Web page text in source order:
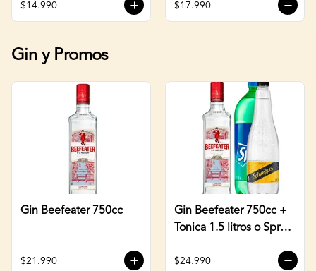
$14.990 $17.990
Gin y Promos
Gin Beefeater 750cc
$21.990
Gin Beefeater 750cc +
Tonica 1.5 litros o Sprite
$24.990